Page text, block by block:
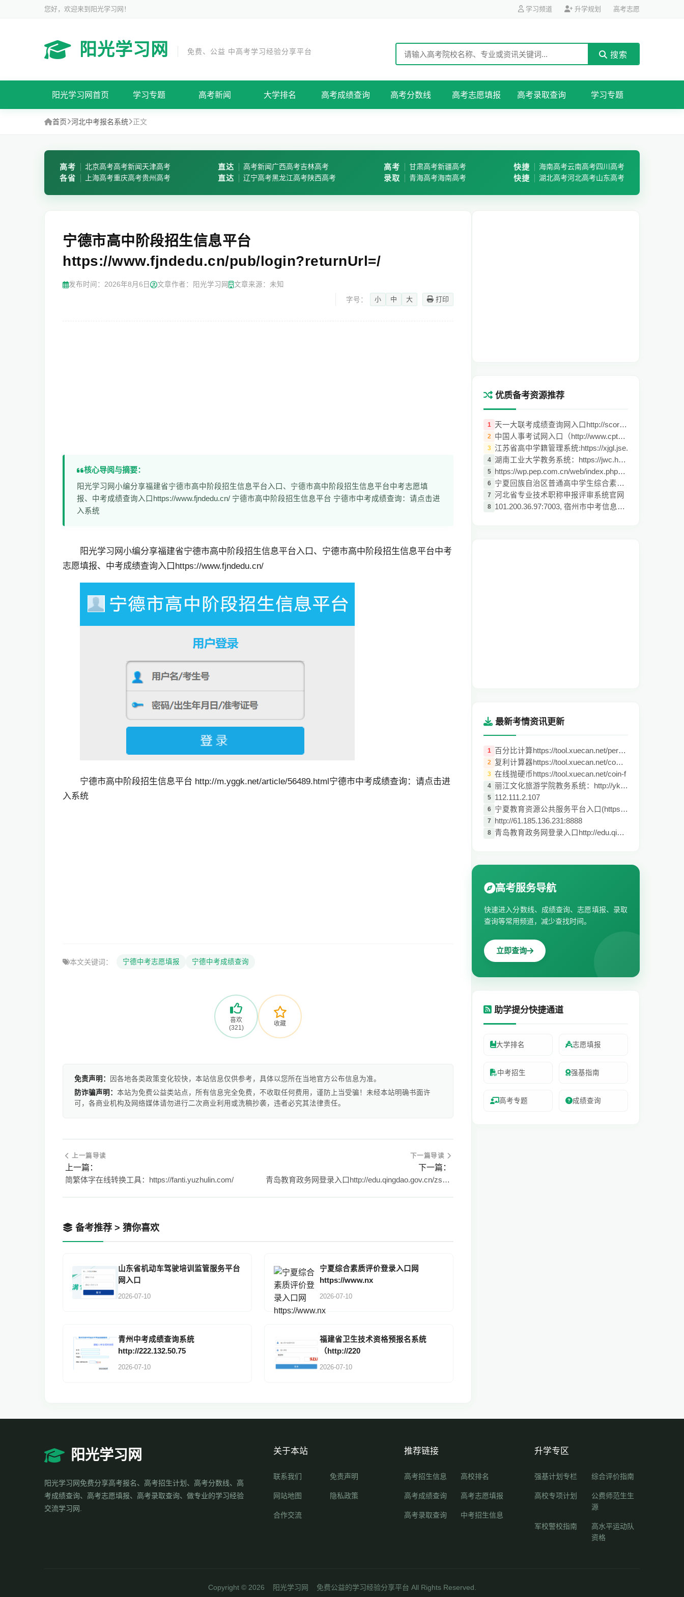
您好，欢迎来到阳光学习网！ 学习频道 升学规划 高考志愿
阳光学习网 免费、公益 中高考学习经验分享平台 搜索
阳光学习网首页 学习专题 高考新闻 大学排名 高考成绩查询 高考分数线 高考志愿填报 高考录取查询 学习专题
首页 河北中考报名系统 正文
高考 北京高考高考新闻天津高考
各省 上海高考重庆高考贵州高考
直达 高考新闻广西高考吉林高考
直达 辽宁高考黑龙江高考陕西高考
高考 甘肃高考新疆高考
录取 青海高考海南高考
快捷 海南高考云南高考四川高考
快捷 湖北高考河北高考山东高考
宁德市高中阶段招生信息平台
https://www.fjndedu.cn/pub/login?returnUrl=/
发布时间： 2026年8月6日 文章作者：阳光学习网
文章来源：未知
字号：
小 中 大 打印
核心导阅与摘要：
阳光学习网小编分享福建省宁德市高中阶段招生信息平台入口、宁德市高中阶段招生信息平台中考志愿填
报、中考成绩查询入口https://www.fjndedu.cn/ 宁德市高中阶段招生信息平台 宁德市中考成绩查询：请点击进
入系统
阳光学习网小编分享福建省宁德市高中阶段招生信息平台入口、宁德市高中阶段招生信息平台中考
志愿填报、中考成绩查询入口https://www.fjndedu.cn/
宁德市高中阶段招生信息平台 http://m.yggk.net/article/56489.html宁德市中考成绩查询：请点击进
入系统
本文关键词： 宁德中考志愿填报 宁德中考成绩查询
喜欢
(321)
收藏
免责声明：
因各地各类政策变化较快，本站信息仅供参考，具体以您所在当地官方公布信息为准。
防诈骗声明： 本站为免费公益类站点，所有信息完全免费，不收取任何费用，谨防上当受骗！未经本站明确书面许
可，各商业机构及网络媒体请勿进行二次商业利用或洗稿抄袭，违者必究其法律责任。
上一篇导读
上一篇：
简繁体字在线转换工具：https://fanti.yuzhulin.com/
下一篇导读
下一篇：
青岛教育政务网登录入口http://edu.qingdao.gov.cn/zsksy/
备考推荐 > 猜你喜欢
山东省机动车驾驶培训监管服务平台
网入口
2026-07-10
宁夏综合素质评价登录入口网
https://www.nx
2026-07-10
青州中考成绩查询系统
http://222.132.50.75
2026-07-10
福建省卫生技术资格预报名系统
（http://220
2026-07-10
优质备考资源推荐
1 天一大联考成绩查询网入口http://score.tyd
2 中国人事考试网入口（http://www.cpta.com.
3 江苏省高中学籍管理系统:https://xjgl.jse.
4 湖南工业大学教务系统：https://jwc.hut.ed
5 https://wp.pep.com.cn/web/index.php?/log
6 宁夏回族自治区普通高中学生综合素质评价管
7 河北省专业技术职称申报评审系统官网
8 101.200.36.97:7003, 宿州市中考信息管理系
最新考情资讯更新
1 百分比计算https://tool.xuecan.net/percen
2 复利计算器https://tool.xuecan.net/compou
3 在线抛硬币https://tool.xuecan.net/coin-f
4 丽江文化旅游学院教务系统：http://ykt.lyw
5 112.111.2.107
6 宁夏教育资源公共服务平台入口(https://www
7 http://61.185.136.231:8888
8 青岛教育政务网登录入口http://edu.qingdao
高考服务导航
快速进入分数线、成绩查询、志愿填报、录取
查询等常用频道，减少查找时间。
立即查询
助学提分快捷通道
大学排名 志愿填报
中考招生 强基指南
高考专题 成绩查询
阳光学习网
阳光学习网免费分享高考报名、高考招生计划、高考分数线、高
考成绩查询、高考志愿填报、高考录取查询、做专业的学习经验
交流学习网.
关于本站
联系我们 免责声明
网站地图 隐私政策
合作交流
推荐链接
高考招生信息 高校排名
高考成绩查询 高考志愿填报
高考录取查询 中考招生信息
升学专区
强基计划专栏 综合评价指南
高校专项计划
公费师范生生
源
军校警校指南
高水平运动队
资格
Copyright © 2026 阳光学习网 免费公益的学习经验分享平台 All Rights Reserved.